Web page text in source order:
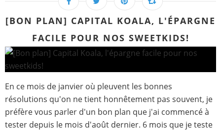
[BON PLAN] CAPITAL KOALA, L'ÉPARGNE
FACILE POUR NOS SWEETKIDS!
En ce mois de janvier où pleuvent les bonnes
résolutions qu'on ne tient honnêtement pas souvent, je
préfère vous parler d'un bon plan que j'ai commencé à
tester depuis le mois d'août dernier. 6 mois que je teste